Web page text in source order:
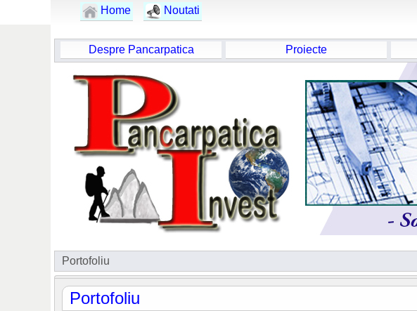
Home Noutati
Despre Pancarpatica Proiecte
Portofoliu
Portofoliu